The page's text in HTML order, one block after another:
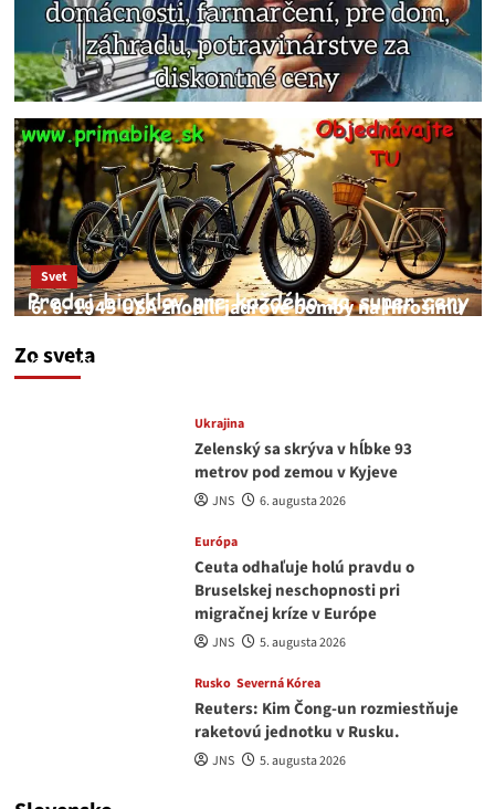
Zo sveta
Svet
6. 8. 1945 USA zhodili jadrové bomby na Hirošimu
JNS
Ukrajina
Zelenský sa skrýva v hĺbke 93
metrov pod zemou v Kyjeve
JNS 6. augusta 2026
Európa
Ceuta odhaľuje holú pravdu o
Bruselskej neschopnosti pri
migračnej kríze v Európe
JNS 5. augusta 2026
Rusko Severná Kórea
Reuters: Kim Čong-un rozmiestňuje
raketovú jednotku v Rusku.
JNS 5. augusta 2026